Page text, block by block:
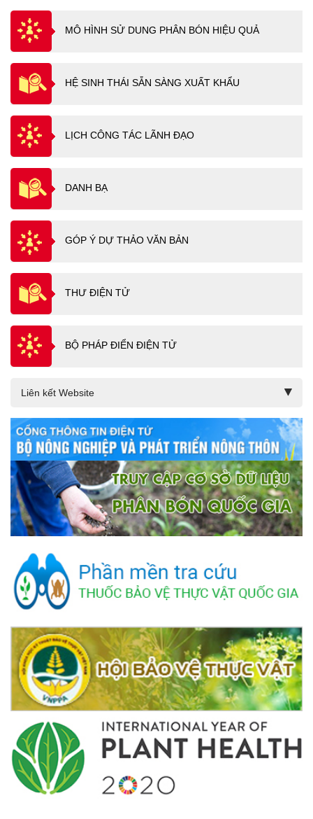
MÔ HÌNH SỬ DUNG PHÂN BÓN HIỆU QUẢ
HỆ SINH THÁI SẴN SÀNG XUẤT KHẨU
LỊCH CÔNG TÁC LÃNH ĐẠO
DANH BẠ
GÓP Ý DỰ THẢO VĂN BẢN
THƯ ĐIỆN TỬ
BỘ PHÁP ĐIỂN ĐIỆN TỬ